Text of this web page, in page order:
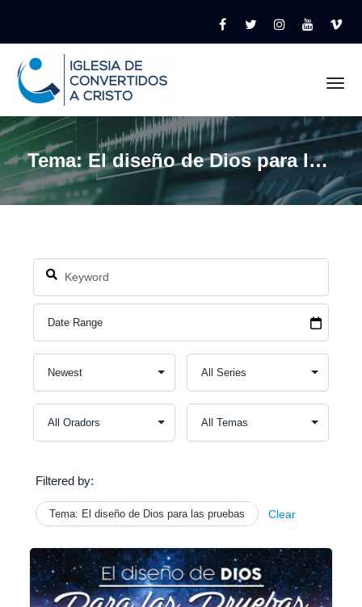
Tema: El diseño de Dios para las pruebas
Filtered by:
Tema: El diseño de Dios para las pruebas Clear